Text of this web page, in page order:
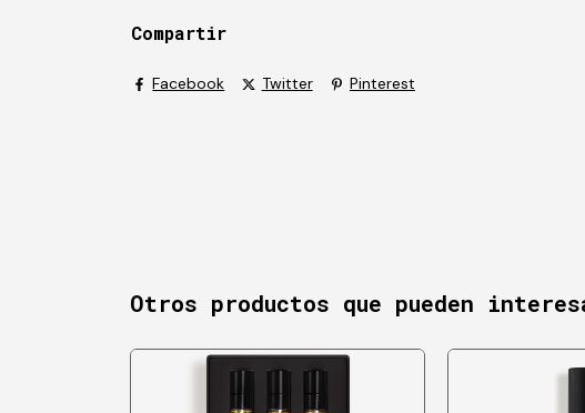
Compartir
Facebook Twitter Pinterest
Otros productos que pueden